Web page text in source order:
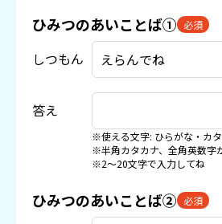
ひみつのあいことば① 必須
しつもん
答え
※使える文字: ひらがな・カ
※半角カタカナ、全角英数字
※2〜20文字で入力してね
ひみつのあいことば② 必須